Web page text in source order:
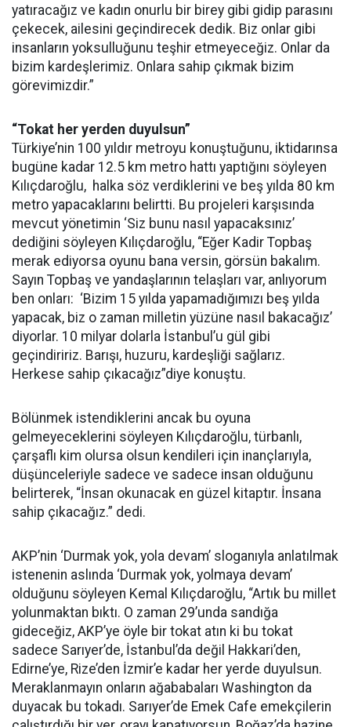
yatıracağız ve kadın onurlu bir birey gibi gidip parasını
çekecek, ailesini geçindirecek dedik. Biz onlar gibi
insanların yoksulluğunu teşhir etmeyeceğiz. Onlar da
bizim kardeşlerimiz. Onlara sahip çıkmak bizim
görevimizdir.”
“Tokat her yerden duyulsun”
Türkiye’nin 100 yıldır metroyu konuştuğunu, iktidarınsa
bugüne kadar 12.5 km metro hattı yaptığını söyleyen
Kılıçdaroğlu, halka söz verdiklerini ve beş yılda 80 km
metro yapacaklarını belirtti. Bu projeleri karşısında
mevcut yönetimin ‘Siz bunu nasıl yapacaksınız’
dediğini söyleyen Kılıçdaroğlu, “Eğer Kadir Topbaş
merak ediyorsa oyunu bana versin, görsün bakalım.
Sayın Topbaş ve yandaşlarının telaşları var, anlıyorum
ben onları: ‘Bizim 15 yılda yapamadığımızı beş yılda
yapacak, biz o zaman milletin yüzüne nasıl bakacağız’
diyorlar. 10 milyar dolarla İstanbul’u gül gibi
geçindiririz. Barışı, huzuru, kardeşliği sağlarız.
Herkese sahip çıkacağız”diye konuştu.
Bölünmek istendiklerini ancak bu oyuna
gelmeyeceklerini söyleyen Kılıçdaroğlu, türbanlı,
çarşaflı kim olursa olsun kendileri için inançlarıyla,
düşünceleriyle sadece ve sadece insan olduğunu
belirterek, “İnsan okunacak en güzel kitaptır. İnsana
sahip çıkacağız.” dedi.
AKP’nin ‘Durmak yok, yola devam’ sloganıyla anlatılmak
istenenin aslında ‘Durmak yok, yolmaya devam’
olduğunu söyleyen Kemal Kılıçdaroğlu, “Artık bu millet
yolunmaktan bıktı. O zaman 29’unda sandığa
gideceğiz, AKP’ye öyle bir tokat atın ki bu tokat
sadece Sarıyer’de, İstanbul’da değil Hakkari’den,
Edirne’ye, Rize’den İzmir’e kadar her yerde duyulsun.
Meraklanmayın onların ağababaları Washington da
duyacak bu tokadı. Sarıyer’de Emek Cafe emekçilerin